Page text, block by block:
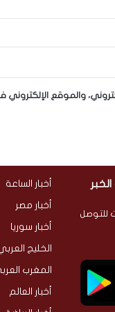
والموقع
للتوصل
أخبار الساعة
أخبار مصر
أخبار سوريا
الخليج
المغرب
أخبار العالم